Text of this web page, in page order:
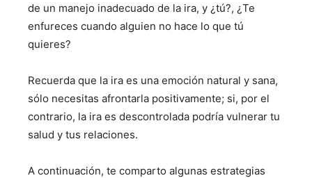
de un manejo inadecuado de la ira, y ¿tú?, ¿Te
enfureces cuando alguien no hace lo que tú
quieres?
Recuerda que la ira es una emoción natural y sana,
sólo necesitas afrontarla positivamente; si, por el
contrario, la ira es descontrolada podría vulnerar tu
salud y tus relaciones.
A continuación, te comparto algunas estrategias